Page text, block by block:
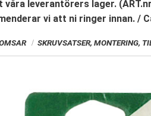
leverantörers lager.
vi att ni ringer innan. /
SKRUVSATSER, MONTERING,